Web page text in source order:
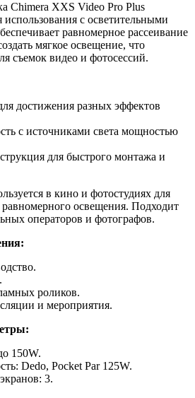
Chimera XXS Video Pro Plus
использования с осветительными
равномерное рассеивание
мягкое освещение, что
съемок видео и фотосессий.
достижения разных эффектов
с источниками света мощностью
для быстрого монтажа и
в кино и фотостудиях для
равномерного освещения. Подходит
операторов и фотографов.
роликов.
и мероприятия.
150W.
Dedo, Pocket Par 125W.
3.